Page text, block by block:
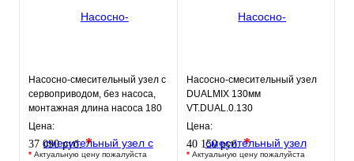
Насосно-смесительный узел с
сервоприводом, без насоса,
монтажная длина насоса 180
мм VT.COMBI.S.180M
Цена:
37 090 руб.*
* Актуальную цену пожалуйста
Насосно-смесительный узел
DUALMIX 130мм
VT.DUAL.0.130
Цена:
40 150 руб.*
* Актуальную цену пожалуйста